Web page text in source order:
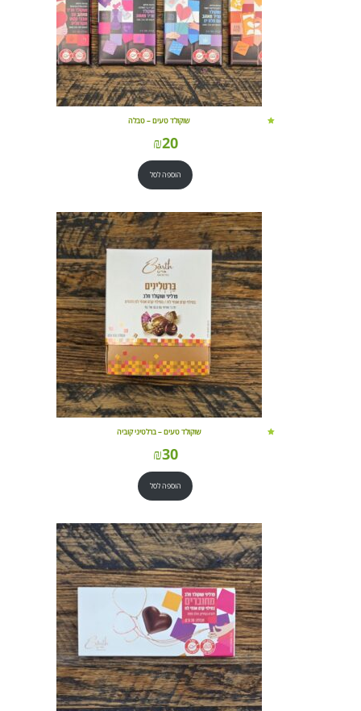
שוקולד טעים – טבלה
₪20
הוספה לסל
שוקולד טעים – ברלטיני קוביה
₪30
הוספה לסל